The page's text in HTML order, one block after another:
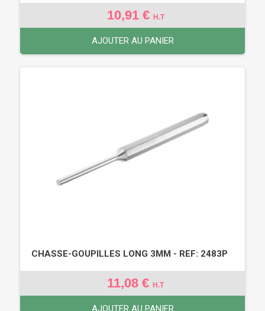
10,91 € H.T
AJOUTER AU PANIER
CHASSE-GOUPILLES LONG 3MM - REF: 2483P
11,08 € H.T
AJOUTER AU PANIER